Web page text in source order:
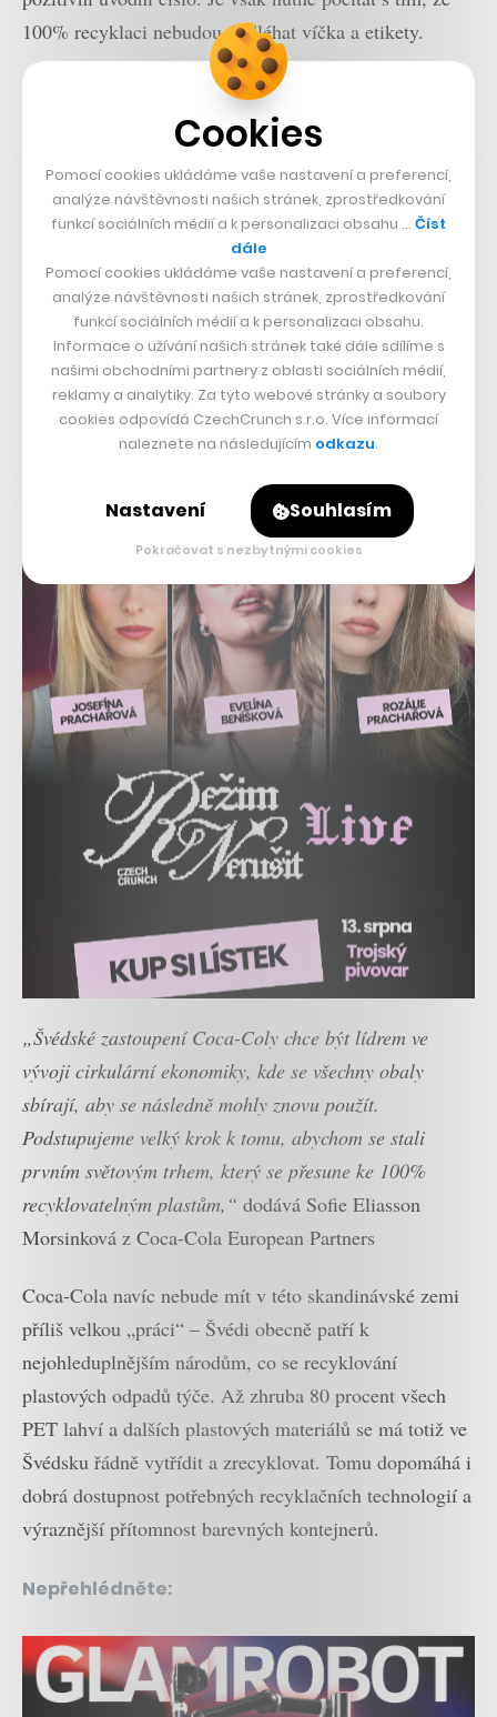
100% recyklaci nebudou podléhat víčka a etikety.
Productboard shání posily na následujících pozicích
PHP developer – Web&Operations team
Superkoders
Network Security Specialist
Full Stack Developer (.NET 8 / React / Azure /
Kubernetes)
Neurona Lab s.r.o
Nastartuj svou kariéru ve Philip Morris ČR a.s.
Philip Morris ČR
Fundraiser*ka / Posila týmu fundraisingu
Učitel naživo, z.ú.
„Švédské zastoupení Coca-Coly chce být lídrem ve
vývoji cirkulární ekonomiky, kde se všechny obaly
sbírají, aby se následně mohly znovu použít.
Podstupujeme velký krok k tomu, abychom se stali
prvním světovým trhem, který se přesune ke 100%
recyklovatelným plastům,“ dodává Sofie Eliasson
Morsinková z Coca-Cola European Partners
Coca-Cola navíc nebude mít v této skandinávské zemi
příliš velkou „práci“ – Švédi obecně patří k
nejohleduplnějším národům, co se recyklování
plastových odpadů týče. Až zhruba 80 procent všech
PET lahví a dalších plastových materiálů se má totiž ve
Švédsku řádně vytřídit a zrecyklovat. Tomu dopomáhá i
dobrá dostupnost potřebných recyklačních technologií a
výraznější přítomnost barevných kontejnerů.
Nepřehlédněte:
Cookies
Pomocí cookies ukládáme vaše nastavení a preferencí,
analýze návštěvnosti našich stránek, zprostředkování
funkcí sociálních médií a k personalizaci obsahu … Číst
dále
Pomocí cookies ukládáme vaše nastavení a preferencí,
analýze návštěvnosti našich stránek, zprostředkování
funkcí sociálních médií a k personalizaci obsahu.
Informace o užívání našich stránek také dále sdílíme s
našimi obchodními partnery z oblasti sociálních médií,
reklamy a analytiky. Za tyto webové stránky a soubory
cookies odpovídá CzechCrunch s.r.o. Více informací
naleznete na následujícím odkazu.
Nastavení Souhlasím
Pokračovat s nezbytnými cookies